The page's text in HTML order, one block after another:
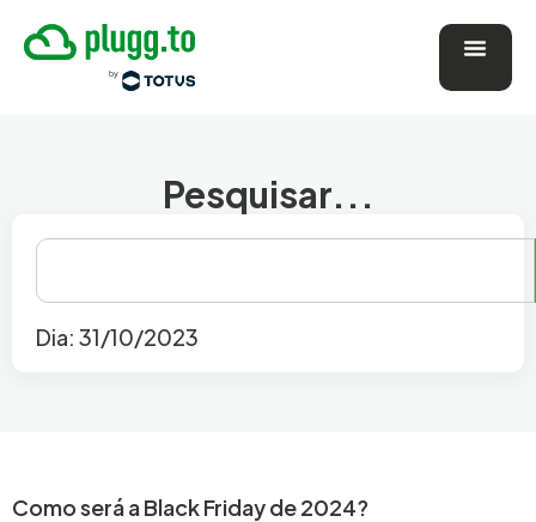
Pesquisar...
Dia: 31/10/2023
Como será a Black Friday de 2024?